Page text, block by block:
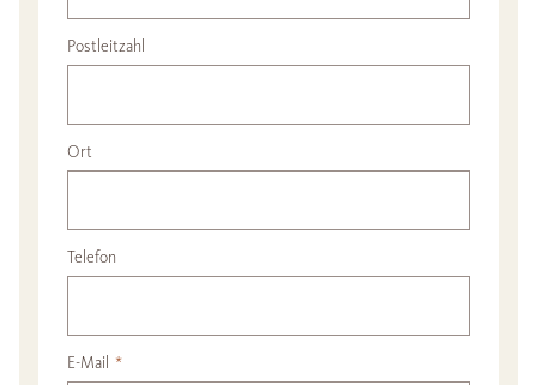
Postleitzahl
Ort
Telefon
E-Mail *